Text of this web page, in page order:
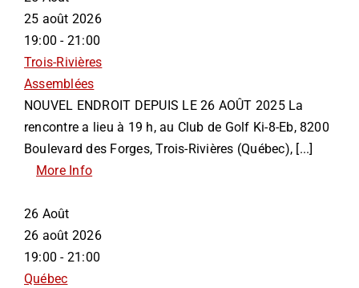
25 août 2026
19:00 - 21:00
Trois-Rivières
Assemblées
NOUVEL ENDROIT DEPUIS LE 26 AOÛT 2025 La
rencontre a lieu à 19 h, au Club de Golf Ki-8-Eb, 8200
Boulevard des Forges, Trois-Rivières (Québec), [...]
More Info
26 Août
26 août 2026
19:00 - 21:00
Québec